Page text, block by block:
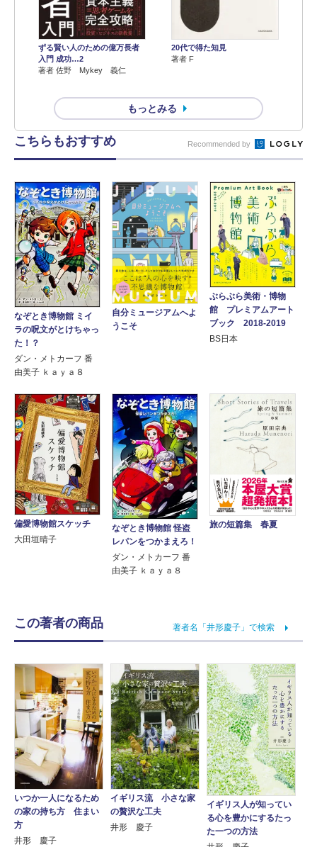
ずる賢い人のための億万長者
入門 成功…2
著者 佐野 Mykey 義仁
20代で得た知見
著者 F
もっとみる
こちらもおすすめ Recommended by
なぞとき博物館 ミイ
ラの呪文がとけちゃっ
た！？
ダン・メトカーフ 番
由美子 ｋａｙａ８
自分ミュージアムへよ
うこそ
ぶらぶら美術・博物
館 プレミアムアート
ブック 2018‐2019
BS日本
偏愛博物館スケッチ
大田垣晴子
なぞとき博物館 怪盗
レパンをつかまえろ！
ダン・メトカーフ 番
由美子 ｋａｙａ８
旅の短篇集 春夏
この著者の商品 著者名「井形慶子」で検索
いつか一人になるため
の家の持ち方 住まい
方
井形 慶子
イギリス流 小さな家
の贅沢な工夫
井形 慶子
イギリス人が知ってい
る心を豊かにするたっ
た一つの方法